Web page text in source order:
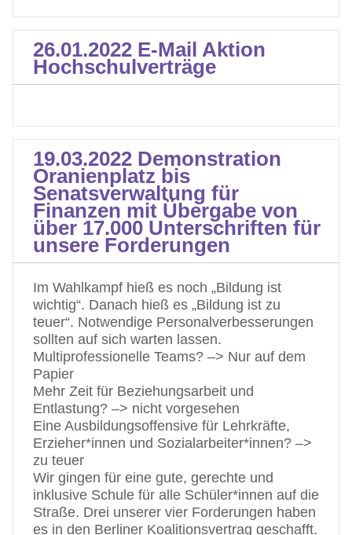
26.01.2022 E-Mail Aktion
Hochschulverträge
19.03.2022 Demonstration
Oranienplatz bis
Senatsverwaltung für
Finanzen mit Übergabe von
über 17.000 Unterschriften für
unsere Forderungen
Im Wahlkampf hieß es noch „Bildung ist
wichtig“. Danach hieß es „Bildung ist zu
teuer“. Notwendige Personalverbesserungen
sollten auf sich warten lassen.
Multiprofessionelle Teams? –> Nur auf dem
Papier
Mehr Zeit für Beziehungsarbeit und
Entlastung? –> nicht vorgesehen
Eine Ausbildungsoffensive für Lehrkräfte,
Erzieher*innen und Sozialarbeiter*innen? –>
zu teuer
Wir gingen für eine gute, gerechte und
inklusive Schule für alle Schüler*innen auf die
Straße. Drei unserer vier Forderungen haben
es in den Berliner Koalitionsvertrag geschafft.